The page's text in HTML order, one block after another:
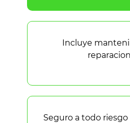
Incluye
Seguro a todo